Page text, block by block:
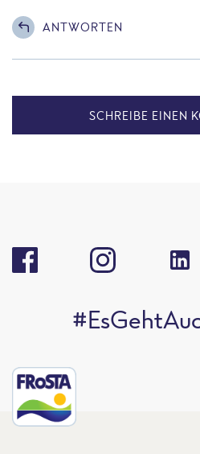
ANTWORTEN
SCHREIBE EINEN